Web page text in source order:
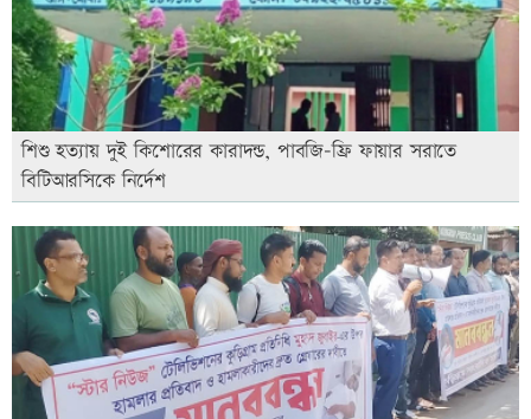
শিশু হত্যায় দুই কিশোরের কারাদন্ড, পাবজি-ফ্রি ফায়ার সরাতে
বিটিআরসিকে নির্দেশ